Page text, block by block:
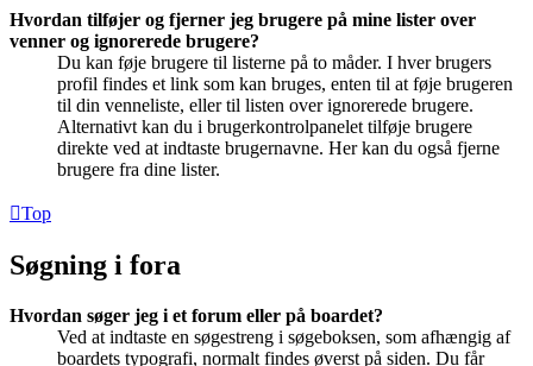
Hvordan tilføjer og fjerner jeg brugere på mine lister over
venner og ignorerede brugere?
Du kan føje brugere til listerne på to måder. I hver brugers
profil findes et link som kan bruges, enten til at føje brugeren
til din venneliste, eller til listen over ignorerede brugere.
Alternativt kan du i brugerkontrolpanelet tilføje brugere
direkte ved at indtaste brugernavne. Her kan du også fjerne
brugere fra dine lister.
Top
Søgning i fora
Hvordan søger jeg i et forum eller på boardet?
Ved at indtaste en søgestreng i søgeboksen, som afhængig af
boardets typografi, normalt findes øverst på siden. Du får